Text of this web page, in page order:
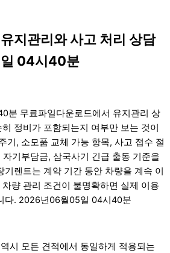
지관리와 사고 처리 상담
04시40분
분 무료파일다운로드에서 유지관리 상
정비가 포함되는지 여부만 보는 것이
기, 소모품 교체 가능 항목, 사고 접수 절
기부담금, 삼국사기 긴급 출동 기준을
기렌트는 계약 기간 동안 차량을 계속 이
량 관리 조건이 불명확하면 실제 이용
다. 2026년06월05일 04시40분
시 모든 견적에서 동일하게 적용되는